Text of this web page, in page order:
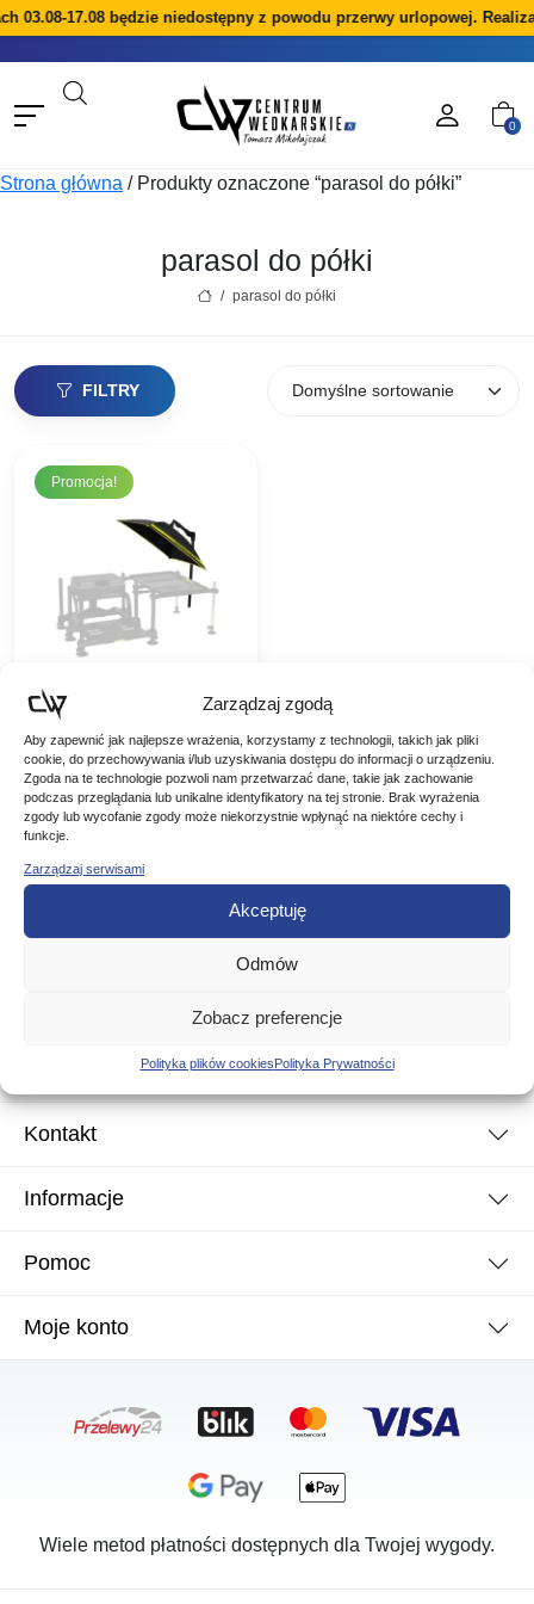
Zarządzaj zgodą
Aby zapewnić jak najlepsze wrażenia, korzystamy z technologii, takich jak pliki
cookie, do przechowywania i/lub uzyskiwania dostępu do informacji o urządzeniu.
Zgoda na te technologie pozwoli nam przetwarzać dane, takie jak zachowanie
podczas przeglądania lub unikalne identyfikatory na tej stronie. Brak wyrażenia
zgody lub wycofanie zgody może niekorzystnie wpłynąć na niektóre cechy i
funkcje.
Zarządzaj serwisami
Akceptuję
Odmów
Zobacz preferencje
Polityka plików cookiesPolityka Prywatności
03.08-17.08 będzie niedostępny z powodu przerwy urlopowej.
0
Strona główna /Produkty oznaczone “parasol do półki”
parasol do półki
/ parasol do półki
FILTRY
Promocja!
Matrix Parasol Pro
Bait Brolly
Matrix Parasol Pro Bait
Brolly Wyjątkowa
konstrukcja, która do
wykorzystuje ramię z
Pierwotna
362,61złAktualna
DODAJ DO
Kontakt
Informacje
Pomoc
Moje konto
Wiele metod płatności dostępnych dla Twojej wygody.